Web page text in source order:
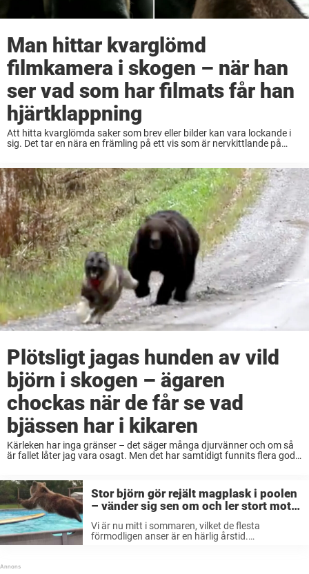
Man hittar kvarglömd
filmkamera i skogen – när han
ser vad som har filmats får han
hjärtklappning
Att hitta kvarglömda saker som brev eller bilder kan vara lockande i
sig. Det tar en nära en främling på ett vis som är nervkittlande på
Plötsligt jagas hunden av vild
björn i skogen – ägaren
chockas när de får se vad
bjässen har i kikaren
Kärleken har inga gränser – det säger många djurvänner och om så
är fallet låter jag vara osagt. Men det har samtidigt funnits flera goda
Stor björn gör rejält magplask i poolen
– vänder sig sen om och ler stort mot
Vi är nu mitt i sommaren, vilket de flesta
förmodligen anser är en härlig årstid.